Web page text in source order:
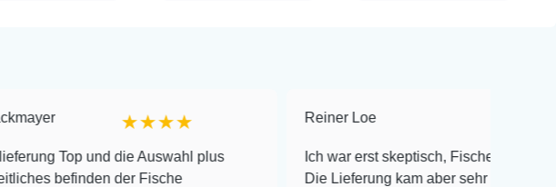
★★★★
und die Auswahl plus
der Fische
Reiner Loe
Ich war erst skeptisch, Fische online zu
Die Lieferung kam aber sehr gut verpackt an